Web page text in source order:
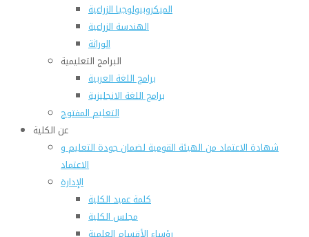
الميكروبيولوجيا الزراعية
الهندسة الزراعية
الوراثة
البرامج التعليمية
برامج اللغة العربية
برامج اللغة الانجليزية
التعليم المفتوح
عن الكلية
شهادة الاعتماد من الهيئة القومية لضمان جودة التعليم و
الاعتماد
الإدارة
كلمة عميد الكلية
مجلس الكلية